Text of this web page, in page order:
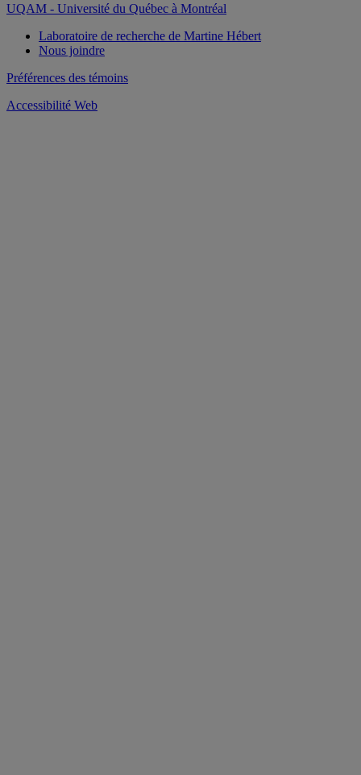
UQAM - Université du Québec à Montréal
Laboratoire de recherche de Martine Hébert
Nous joindre
Préférences des témoins
Accessibilité Web